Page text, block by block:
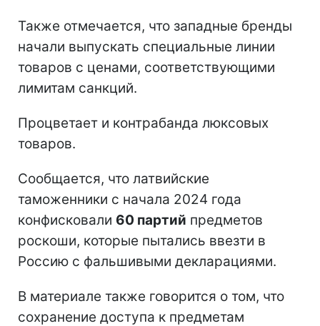
Также отмечается, что западные бренды
начали выпускать специальные линии
товаров с ценами, соответствующими
лимитам санкций.
Процветает и контрабанда люксовых
товаров.
Сообщается, что латвийские
таможенники с начала 2024 года
конфисковали 60 партий предметов
роскоши, которые пытались ввезти в
Россию с фальшивыми декларациями.
В материале также говорится о том, что
сохранение доступа к предметам